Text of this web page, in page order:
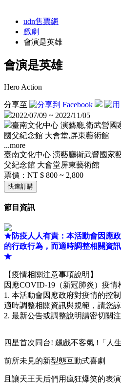
udn售票網
戲劇
會演是英雄
會演是英雄
Hero Action
分享至
2022/07/09 ~ 2022/11/05
臺南文化中心 演藝廳,衛武營國
國父紀念館 大會堂,屏東藝術館
...more
臺南文化中心 演藝廳衛武營國家
父紀念館 大會堂屏東藝術館
票價： NT $ 800 ~ 2,800
快速訂購
節目資訊
★防疫人人有責：本活動會因應
的行政行為，而適時調整相關資
★
【疫情相關注意事項說明】
因應COVID-19（新冠肺炎）疫情
1. 本活動會因應政府對疫情的控
適時調整相關資訊與規範，請您諒
2. 最新公告或調整說明請密切關注
四星首次同台! 飆戲不客氣 !「人
前所未見的新型態互動式喜劇
且讓天王天后們用瘋狂爆笑的表